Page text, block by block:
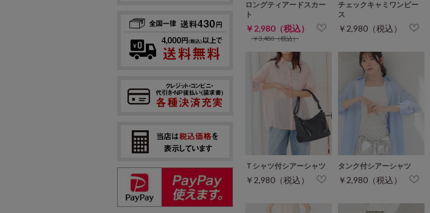
ロングティアードスカー
ト
￥2,980（税込）
￥3,480（税込）
チェックキャミワンピー
ス
￥2,980（税込）
Ｔシャツ付シアーシャツ
￥2,980（税込）
タンク付シアーシャツ
￥2,980（税込）